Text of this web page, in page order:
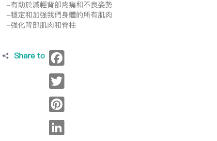
-有助於減輕背部疼痛和不良姿勢
-穩定和加強我們身體的所有肌肉
-強化背部肌肉和脊柱
Share to